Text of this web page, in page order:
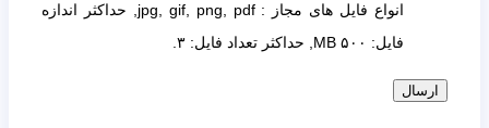
انواع فایل های مجاز : jpg, gif, png, pdf, حداکثر اندازه
فایل: ۵۰۰ MB, حداکثر تعداد فایل: ۳.